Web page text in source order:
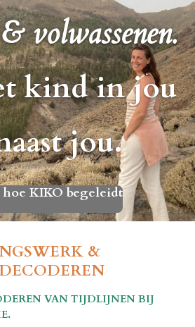
volwassenen.
kind in jou
jou.
KIKO begeleidt
&
VAN TIJDLIJNEN BIJ